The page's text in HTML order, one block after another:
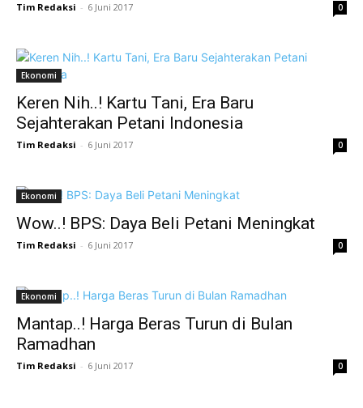
Tim Redaksi - 6 Juni 2017 0
Ekonomi
Keren Nih..! Kartu Tani, Era Baru
Sejahterakan Petani Indonesia
Tim Redaksi - 6 Juni 2017 0
Ekonomi
Wow..! BPS: Daya Beli Petani Meningkat
Tim Redaksi - 6 Juni 2017 0
Ekonomi
Mantap..! Harga Beras Turun di Bulan
Ramadhan
Tim Redaksi - 6 Juni 2017 0